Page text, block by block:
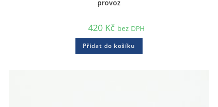
provoz
420 Kč bez DPH
Přidat do košíku